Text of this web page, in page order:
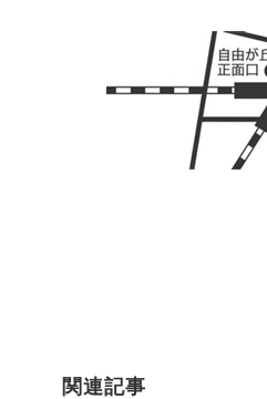
関連記事